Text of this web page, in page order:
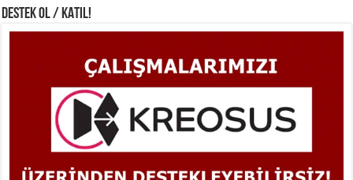
DESTEK OL / KATIL!